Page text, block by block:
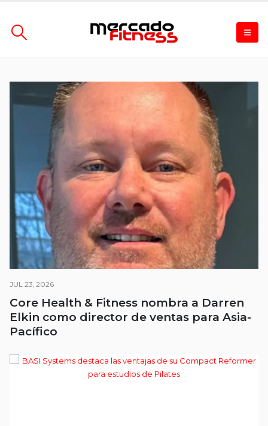
JUL 23, 2026
Core Health & Fitness nombra a Darren
Elkin como director de ventas para Asia-
Pacífico